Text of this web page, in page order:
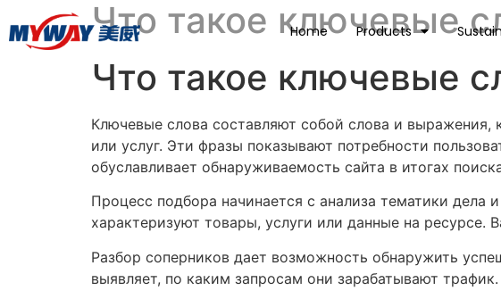
Home Products
Что такое ключевые
Что такое ключевые
Ключевые слова составляют собой слова и
или услуг. Эти фразы показывают потребности
обуславливает обнаруживаемость сайта в итогах
Процесс подбора начинается с анализа тематики дела
характеризуют товары, услуги или данные на
Разбор соперников дает возможность обнаружить
выявляет, по каким запросам они зарабатывают